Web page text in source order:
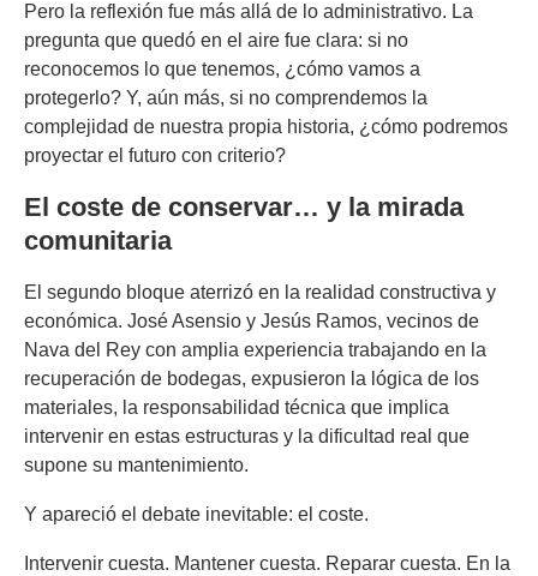
Pero la reflexión fue más allá de lo administrativo. La
pregunta que quedó en el aire fue clara: si no
reconocemos lo que tenemos, ¿cómo vamos a
protegerlo? Y, aún más, si no comprendemos la
complejidad de nuestra propia historia, ¿cómo podremos
proyectar el futuro con criterio?
El coste de conservar… y la mirada
comunitaria
El segundo bloque aterrizó en la realidad constructiva y
económica. José Asensio y Jesús Ramos, vecinos de
Nava del Rey con amplia experiencia trabajando en la
recuperación de bodegas, expusieron la lógica de los
materiales, la responsabilidad técnica que implica
intervenir en estas estructuras y la dificultad real que
supone su mantenimiento.
Y apareció el debate inevitable: el coste.
Intervenir cuesta. Mantener cuesta. Reparar cuesta. En la